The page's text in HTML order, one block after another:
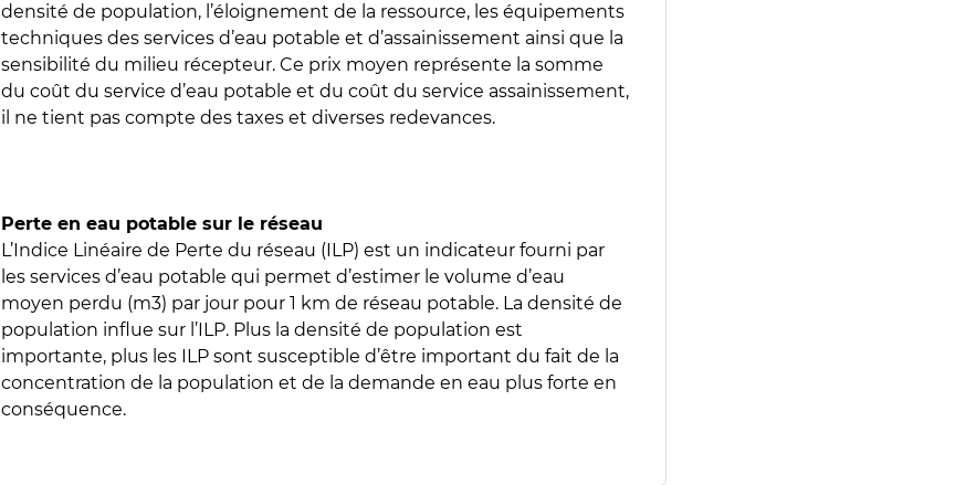
densité de population, l’éloignement de la ressource, les équipements
techniques des services d’eau potable et d’assainissement ainsi que la
sensibilité du milieu récepteur. Ce prix moyen représente la somme
du coût du service d’eau potable et du coût du service assainissement,
il ne tient pas compte des taxes et diverses redevances.
Perte en eau potable sur le réseau
L’Indice Linéaire de Perte du réseau (ILP) est un indicateur fourni par
les services d’eau potable qui permet d’estimer le volume d’eau
moyen perdu (m3) par jour pour 1 km de réseau potable. La densité de
population influe sur l’ILP. Plus la densité de population est
importante, plus les ILP sont susceptible d’être important du fait de la
concentration de la population et de la demande en eau plus forte en
conséquence.